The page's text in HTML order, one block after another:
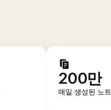
200만
매일 생성된 노트